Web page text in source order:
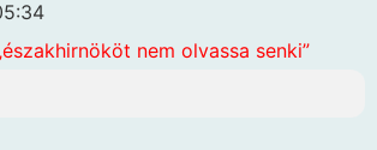
nem olvassa senki”